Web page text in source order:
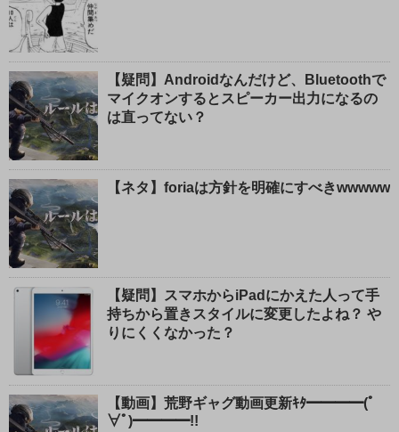
【疑問】Androidなんだけど、Bluetoothで
マイクオンするとスピーカー出力になるの
は直ってない？
【ネタ】foriaは方針を明確にすべきwwwww
【疑問】スマホからiPadにかえた人って手
持ちから置きスタイルに変更したよね？ や
りにくくなかった？
【動画】荒野ギャグ動画更新ｷﾀ━━━━(ﾟ
∀ﾟ)━━━━!!